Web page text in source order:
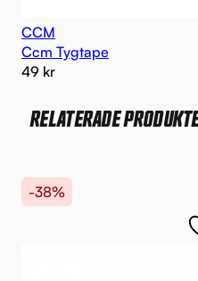
CCM
Ccm Tygtape
49 kr
RELATERADE
-38%